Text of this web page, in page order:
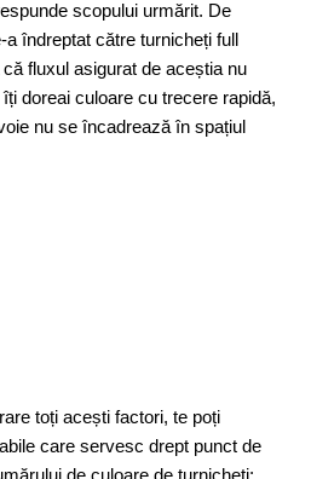
scopului urmărit. De
îndreptat către turnicheți full
fluxul asigurat de aceștia nu
doreai culoare cu trecere rapidă,
nu se încadrează în spațiul
toți acești factori, te poți
care servesc drept punct de